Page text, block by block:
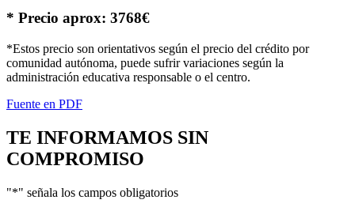
* Precio aprox: 3768€
*Estos precio son orientativos según el precio del crédito por
comunidad autónoma, puede sufrir variaciones según la
administración educativa responsable o el centro.
Fuente en PDF
TE INFORMAMOS SIN
COMPROMISO
"*" señala los campos obligatorios